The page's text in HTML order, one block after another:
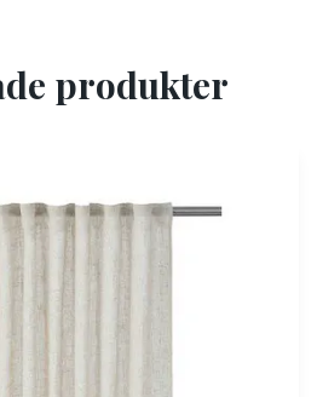
produkter